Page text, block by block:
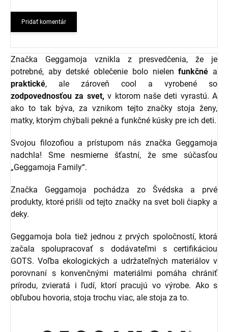
Pridať komentár
Značka Geggamoja vznikla z presvedčenia, že je
potrebné, aby detské oblečenie bolo nielenfunkčné a
praktické, ale zároveň cool a vyrobené so
zodpovednosťou za svet, v ktorom naše deti vyrastú. A
ako to tak býva, za vznikom tejto značky stoja ženy,
matky, ktorým chýbali pekné a funkčné kúsky pre ich deti.
Svojou filozofiou a prístupom nás značka Geggamoja
nadchla! Sme nesmierne šťastní, že sme súčasťou
„Geggamoja Family“.
Značka Geggamoja pochádza zo Švédska a prvé
produkty, ktoré prišli od tejto značky na svet boli čiapky a
deky.
Geggamoja bola tiež jednou z prvých spoločností, ktorá
začala spolupracovať s dodávateľmi s certifikáciou
GOTS. Voľba ekologických a udržateľných materiálov v
porovnaní s konvenčnými materiálmi pomáha chrániť
prírodu, zvieratá i ľudí, ktorí pracujú vo výrobe. Ako s
obľubou hovoria, stoja trochu viac, ale stoja za to.